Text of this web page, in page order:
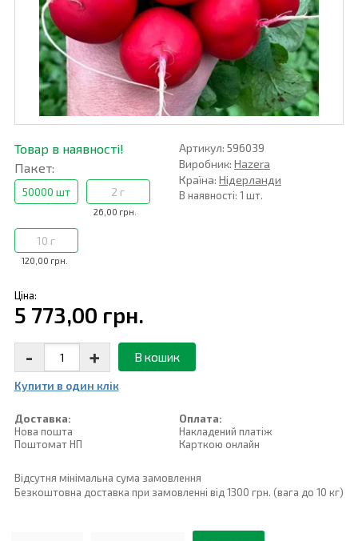
Товар в наявності!
Пакет:
50000 шт
26,00 грн.
2 г
120,00 грн.
10 г
Артикул: 596039
Виробник: Hazera
Країна: Нідерланди
В наявності: 1 шт.
Ціна:
5 773,00 грн.
- + В кошик
Купити в один клiк
Доставка:
Нова пошта
Поштомат НП
Оплата:
Накладений платiж
Карткою онлайн
Відсутня мінімальна сума замовлення
Безкоштовна доставка при замовленні від 1300 грн. (вага до 10 кг)